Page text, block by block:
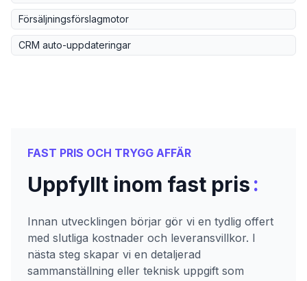
Försäljningsförslagmotor
CRM auto-uppdateringar
FAST PRIS OCH TRYGG AFFÄR
Uppfyllt inom fast pris:
Innan utvecklingen börjar gör vi en tydlig offert
med slutliga kostnader och leveransvillkor. I
nästa steg skapar vi en detaljerad
sammanställning eller teknisk uppgift som